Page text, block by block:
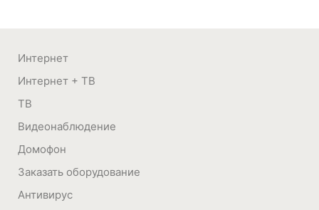
Интернет
Интернет + ТВ
ТВ
Видеонаблюдение
Домофон
Заказать оборудование
Антивирус